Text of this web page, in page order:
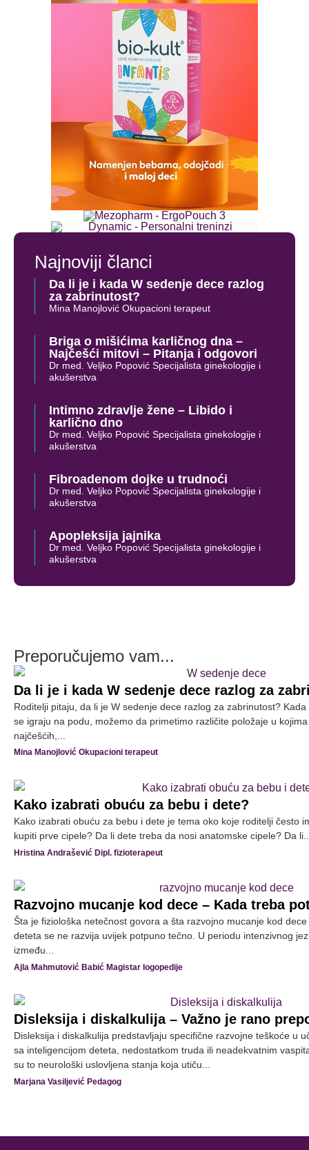
Najnoviji članci
Da li je i kada W sedenje dece razlog
za zabrinutost?
Mina Manojlović Okupacioni terapeut
Briga o mišićima karličnog dna –
Najčešći mitovi – Pitanja i odgovori
Dr med. Veljko Popović Specijalista ginekologije i
akušerstva
Intimno zdravlje žene – Libido i
karlično dno
Dr med. Veljko Popović Specijalista ginekologije i
akušerstva
Fibroadenom dojke u trudnoći
Dr med. Veljko Popović Specijalista ginekologije i
akušerstva
Apopleksija jajnika
Dr med. Veljko Popović Specijalista ginekologije i
akušerstva
Preporučujemo vam...
Da li je i kada W sedenje dece razlog za
Roditelji pitaju, da li je W sedenje dece razlog za zabrinutost?
se igraju na podu, možemo da primetimo različite položaje u
najčešćih,...
Mina Manojlović Okupacioni terapeut
Kako izabrati obuću za bebu i dete?
Kako izabrati obuću za bebu i dete je tema oko koje roditelji često
kupiti prve cipele? Da li dete treba da nosi anatomske cipele? Da
Hristina Andrašević Dipl. fizioterapeut
Razvojno mucanje kod dece – Kada treba
Šta je fiziološka netečnost govora a šta razvojno mucanje kod
deteta se ne razvija uvijek potpuno tečno. U periodu intenzivnog
između...
Ajla Mahmutović Babić Magistar logopedije
Disleksija i diskalkulija – Važno je rano
Disleksija i diskalkulija predstavljaju specifične razvojne teškoće u
sa inteligencijom deteta, nedostatkom truda ili neadekvatnim
su to neurološki uslovljena stanja koja utiču...
Marjana Vasiljević Pedagog